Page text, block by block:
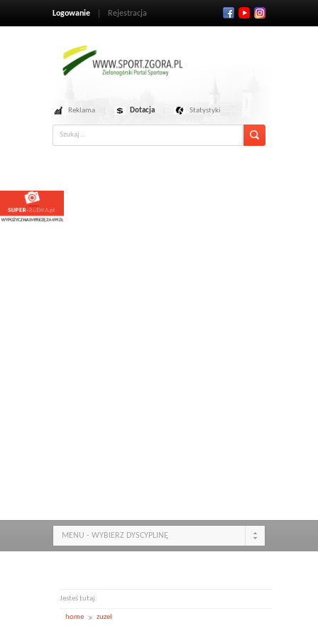
Logowanie Rejestracja
Reklama Dotacja Statystyki
MENU - WYBIERZ DYSCYPLINĘ
Jesteś tutaj:
home zuzel